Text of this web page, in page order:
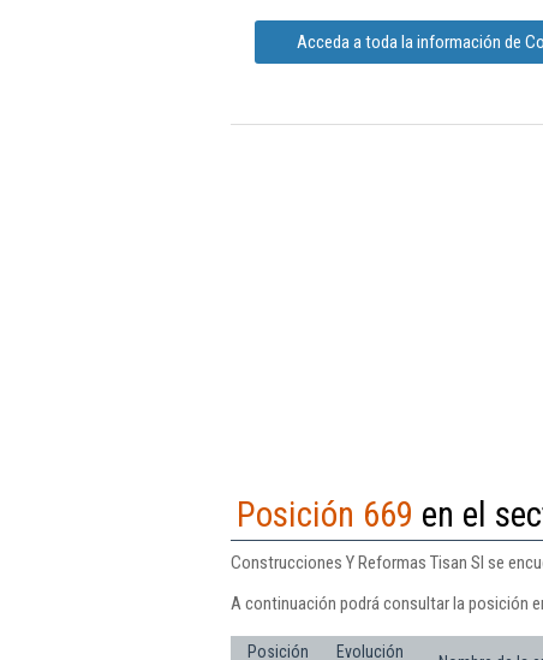
Acceda a toda la información de
Posición 669 en el
Construcciones Y Reformas Tisan Sl se
A continuación podrá consultar la posición
Posición Evolución